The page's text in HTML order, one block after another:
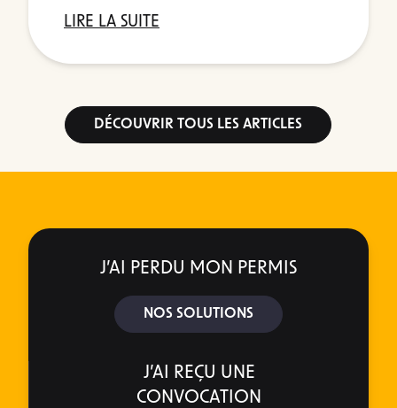
LIRE LA SUITE
DÉCOUVRIR TOUS LES ARTICLES
J’AI PERDU MON PERMIS
NOS SOLUTIONS
J’AI REÇU UNE
CONVOCATION